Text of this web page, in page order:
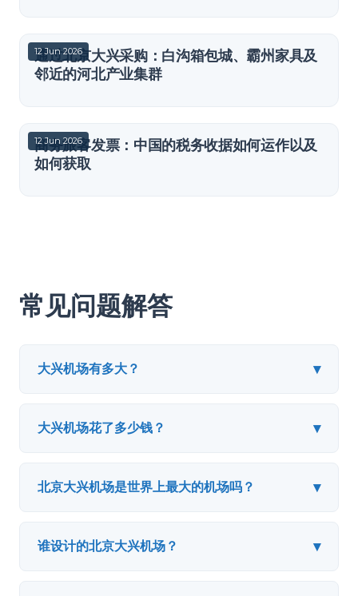
12 Jun 2026
通过北京大兴采购：白沟箱包城、霸州家具及
邻近的河北产业集群
12 Jun 2026
商务旅客发票：中国的税务收据如何运作以及
如何获取
常见问题解答
大兴机场有多大？ ▾
大兴机场花了多少钱？ ▾
北京大兴机场是世界上最大的机场吗？ ▾
谁设计的北京大兴机场？ ▾